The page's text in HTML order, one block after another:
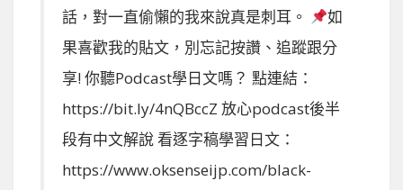
話，對一直偷懶的我來說真是刺耳。
如
果喜歡我的貼文，別忘記按讚、追蹤跟分
享! 你聽Podcast學日文嗎？ 點連結：
https://bit.ly/4nQBccZ 放心podcast後半
段有中文解說 看逐字稿學習日文：
https://www.oksenseijp.com/black-